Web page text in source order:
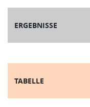
ERGEBNISSE
TABELLE